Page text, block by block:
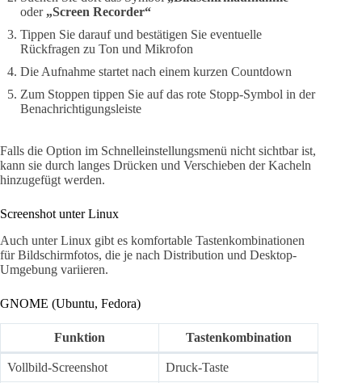
oder „Screen Recorder“
Tippen Sie darauf und bestätigen Sie eventuelle
Rückfragen zu Ton und Mikrofon
Die Aufnahme startet nach einem kurzen Countdown
Zum Stoppen tippen Sie auf das rote Stopp-Symbol in der
Benachrichtigungsleiste
Falls die Option im Schnelleinstellungsmenü nicht sichtbar ist,
kann sie durch langes Drücken und Verschieben der Kacheln
hinzugefügt werden.
Screenshot unter Linux
Auch unter Linux gibt es komfortable Tastenkombinationen
für Bildschirmfotos, die je nach Distribution und Desktop-
Umgebung variieren.
GNOME (Ubuntu, Fedora)
Funktion Tastenkombination
Vollbild-Screenshot Druck-Taste